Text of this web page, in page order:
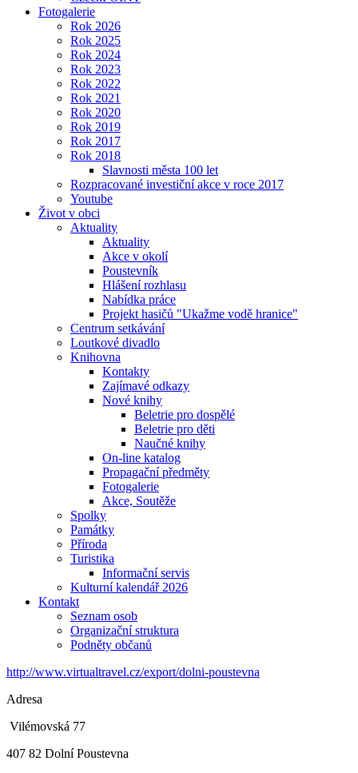
Fotogalerie
Rok 2026
Rok 2025
Rok 2024
Rok 2023
Rok 2022
Rok 2021
Rok 2020
Rok 2019
Rok 2017
Rok 2018
Slavnosti města 100 let
Rozpracované investiční akce v roce 2017
Youtube
Život v obci
Aktuality
Aktuality
Akce v okolí
Poustevník
Hlášení rozhlasu
Nabídka práce
Projekt hasičů "Ukažme vodě hranice"
Centrum setkávání
Loutkové divadlo
Knihovna
Kontakty
Zajímavé odkazy
Nové knihy
Beletrie pro dospělé
Beletrie pro děti
Naučné knihy
On-line katalog
Propagační předměty
Fotogalerie
Akce, Soutěže
Spolky
Památky
Příroda
Turistika
Informační servis
Kulturní kalendář 2026
Kontakt
Seznam osob
Organizační struktura
Podněty občanů
http://www.virtualtravel.cz/export/dolni-poustevna
Adresa
Vilémovská 77
407 82 Dolní Poustevna